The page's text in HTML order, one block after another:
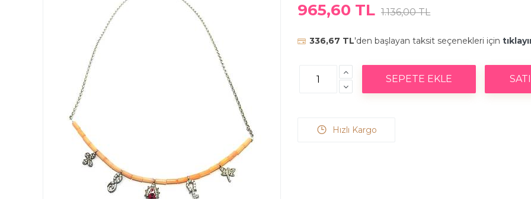
965,60 TL 1.136,00 TL
336,67 TL'den başlayan taksit seçenekleri için